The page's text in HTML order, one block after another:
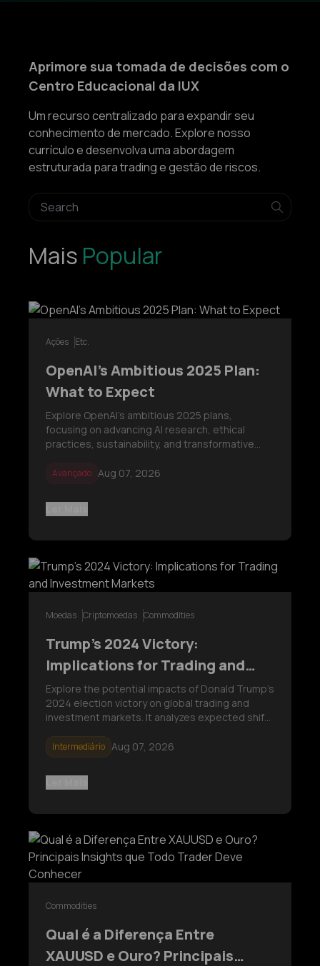
Aprimore sua tomada de decisões com o
Centro Educacional da IUX
Um recurso centralizado para expandir seu
conhecimento de mercado. Explore nosso
currículo e desenvolva uma abordagem
estruturada para trading e gestão de riscos.
Mais Popular
Ações Etc.
OpenAI’s Ambitious 2025 Plan:
What to Expect
Explore OpenAI’s ambitious 2025 plans,
focusing on advancing AI research, ethical
practices, sustainability, and transformative
education, and finance.
Avançado Aug 07, 2026
Moedas Criptomoedas Commodities
Trump’s 2024 Victory:
Implications for Trading and
Investment Markets
Explore the potential impacts of Donald Trump’s
2024 election victory on global trading and
investment markets. It analyzes expected shifts
cryptocurrencies, highlighting key opportunities
changes and economic strategies under
Trump’s administration.
Intermediário Aug 07, 2026
Commodities
Qual é a Diferença Entre
XAUUSD e Ouro? Principais